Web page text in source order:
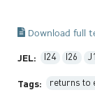
Download full
JEL: I24 I26
Tags: returns to